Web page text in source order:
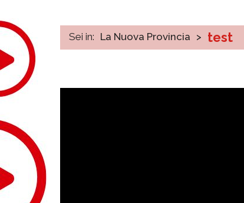
Sei in: La Nuova Provincia > test